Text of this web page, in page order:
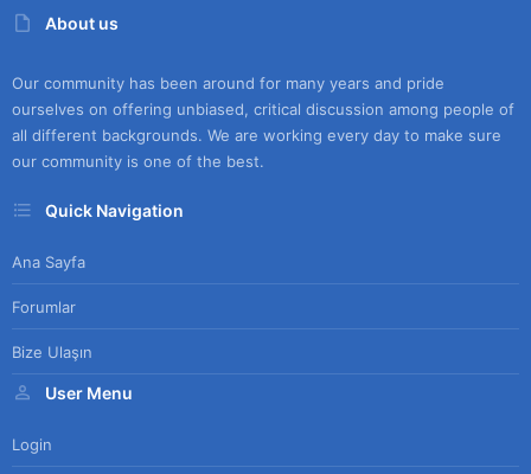
About us
Our community has been around for many years and pride
ourselves on offering unbiased, critical discussion among people of
all different backgrounds. We are working every day to make sure
our community is one of the best.
Quick Navigation
Ana Sayfa
Forumlar
Bize Ulaşın
User Menu
Login